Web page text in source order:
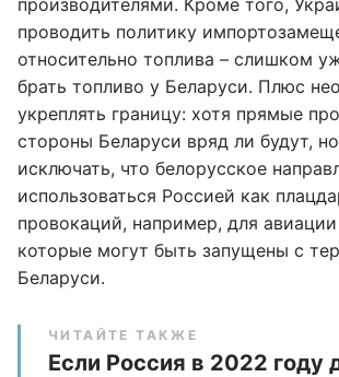
производителями. Кроме того,
проводить политику
относительно топлива – слишком
брать топливо у Беларуси. Плюс
укреплять границу: хотя прямые
стороны Беларуси вряд ли будут,
исключать, что белорусское
использоваться Россией как
провокаций, например, для авиации
которые могут быть запущены с
Беларуси.
ЧИТАЙТЕ ТАКЖЕ
Если Россия в 2022 году